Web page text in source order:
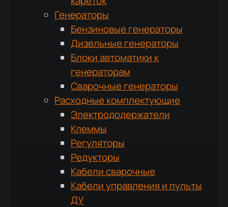
Генераторы
Бензиновые генераторы
Дизельные генераторы
Блоки автоматики к
генераторам
Сварочные генераторы
Расходные комплектующие
Электрододержатели
Клеммы
Регуляторы
Редукторы
Кабели сварочные
Кабели управления и пульты
ДУ